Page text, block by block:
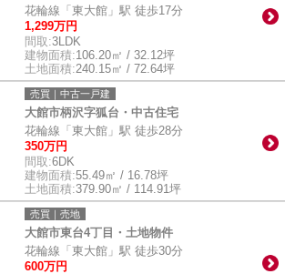
花輪線「東大館」駅 徒歩17分
1,299万円
間取:3LDK
建物面積:106.20㎡ / 32.12坪
土地面積:240.15㎡ / 72.64坪
売買｜中古一戸建
大館市柄沢字狐台・中古住宅
花輪線「東大館」駅 徒歩28分
350万円
間取:6DK
建物面積:55.49㎡ / 16.78坪
土地面積:379.90㎡ / 114.91坪
売買｜売地
大館市東台4丁目・土地物件
花輪線「東大館」駅 徒歩30分
600万円